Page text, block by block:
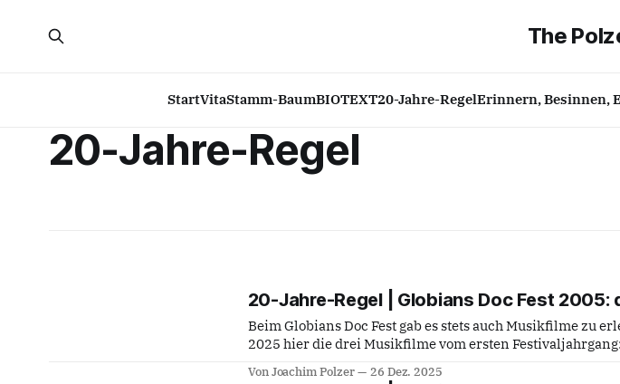
The
StartVitaStamm-BaumBIOTEXT20-Jahre-RegelErinnern, Besinnen,
20-Jahre-Regel
20-Jahre-Regel | Globians Doc Fest 2005:
Beim Globians Doc Fest gab es stets auch Musikfilme zu
2025 hier die drei Musikfilme vom ersten Festivaljahrgang: Make It Funky! USA 2004,
New Orleans, dem musikalischen "Melting Pot" der
Von Joachim Polzer 26 Dez. 2025